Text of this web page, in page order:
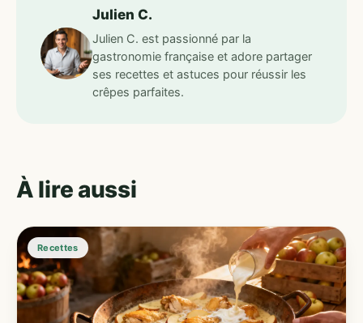
Julien C.
Julien C. est passionné par la
gastronomie française et adore partager
ses recettes et astuces pour réussir les
crêpes parfaites.
À lire aussi
Recettes